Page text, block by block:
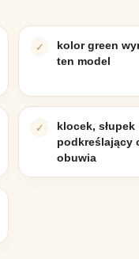
kolor green
ten model
klocek, słupek
podkreślający
obuwia